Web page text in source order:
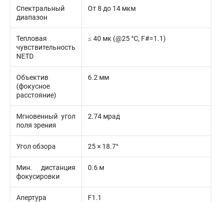
Спектральный
диапазон
От 8 до 14 мкм
Тепловая
чувствительность
NETD
≤ 40 мк (@25 °C, F#=1.1)
Объектив
(фокусное
расстояние)
6.2 мм
Мгновенный угол
поля зрения
2.74 мрад
Угол обзора 25 × 18.7°
Мин. дистанция
фокусировки
0.6 м
Апертура F1.1